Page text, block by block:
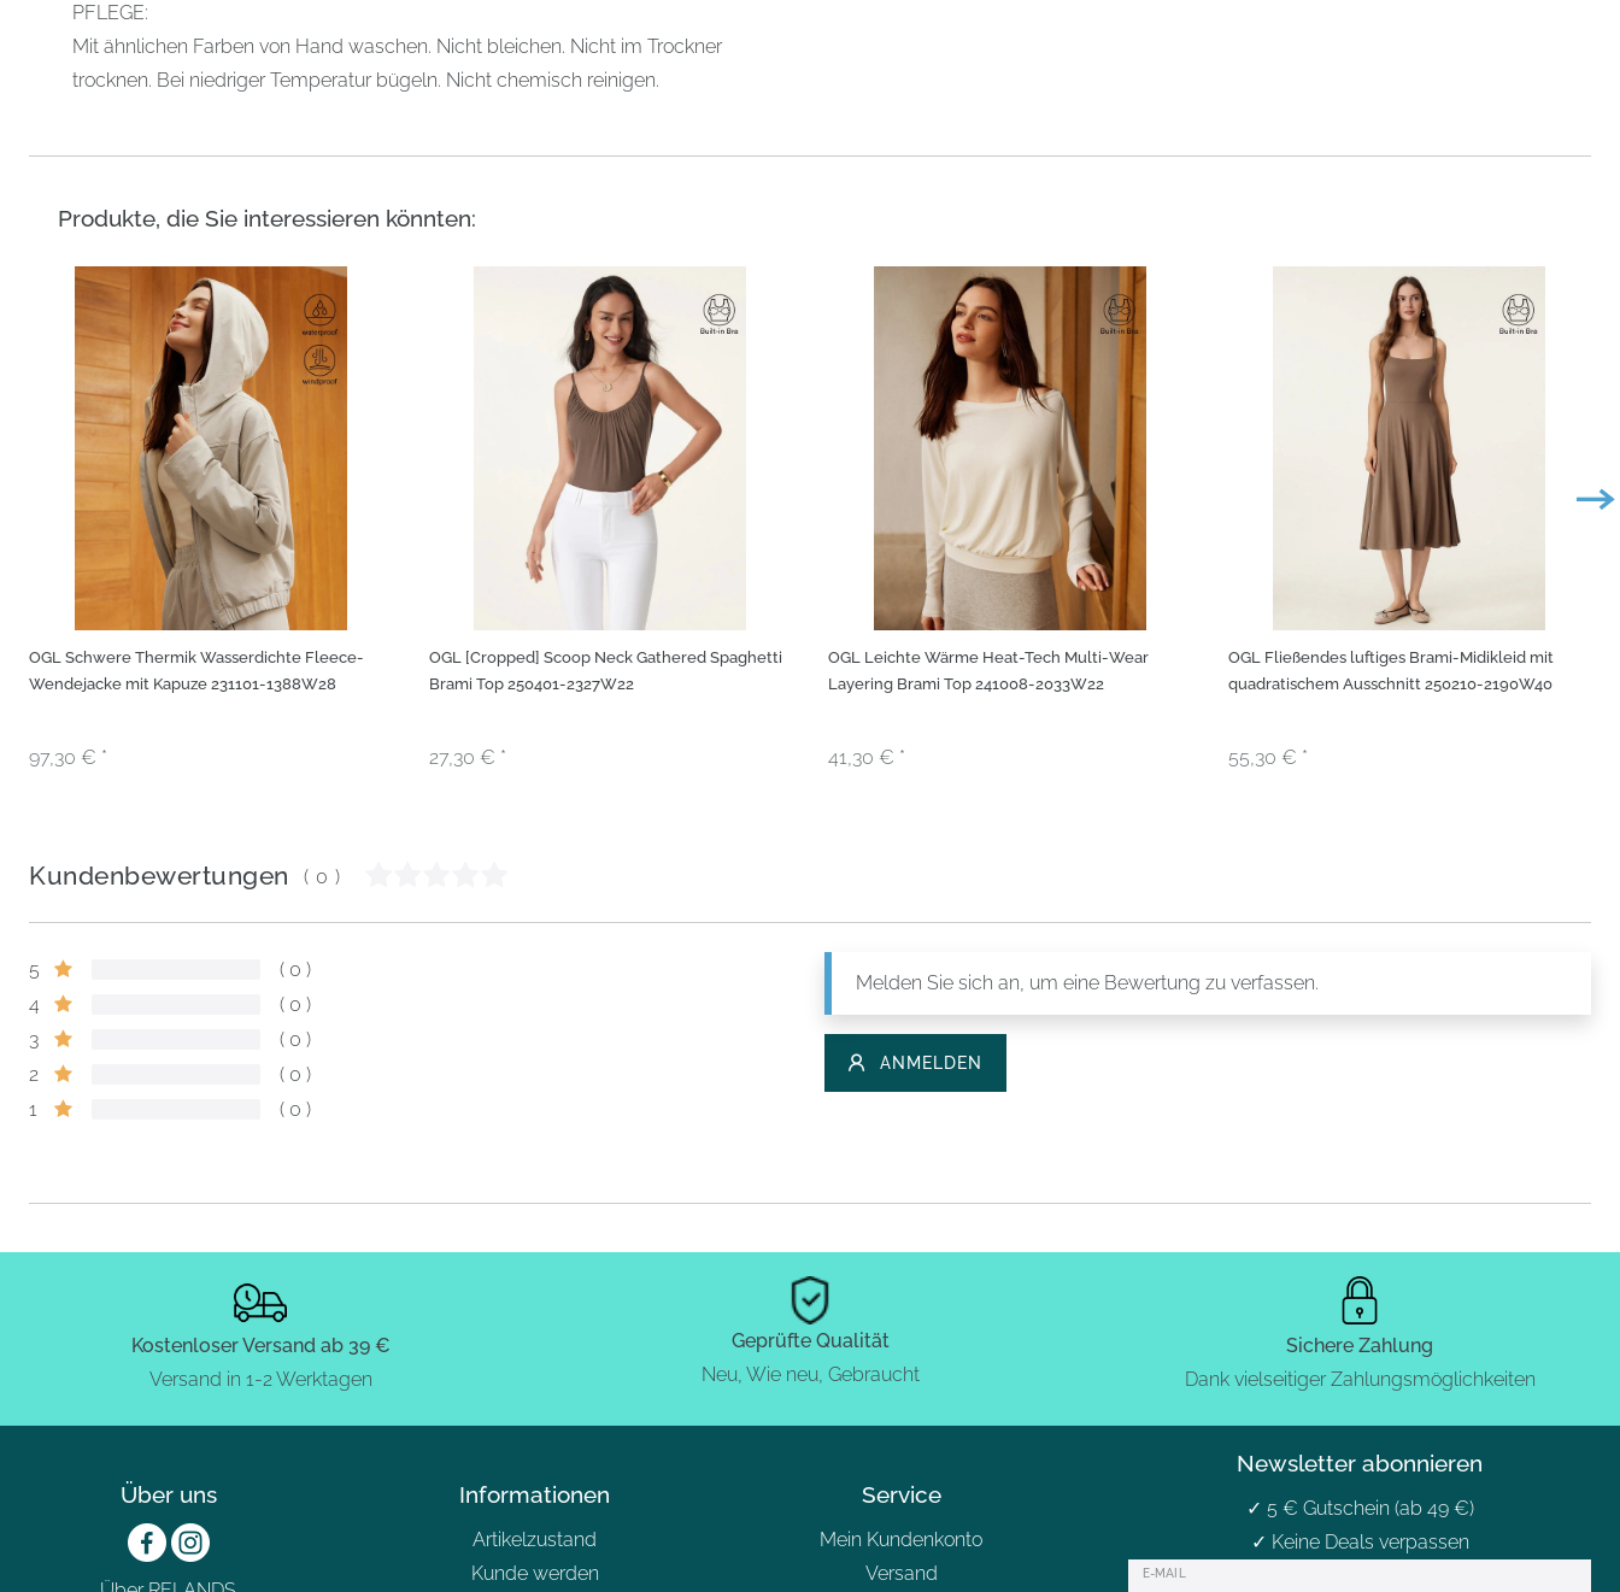
PFLEGE:
Mit ähnlichen Farben von Hand waschen. Nicht bleichen. Nicht im Trockner
trocknen. Bei niedriger Temperatur bügeln. Nicht chemisch reinigen.
Produkte, die Sie interessieren könnten:
OGL Schwere Thermik Wasserdichte Fleece-
Wendejacke mit Kapuze 231101-1388W28
97,30 € *
OGL [Cropped] Scoop Neck Gathered Spaghetti
Brami Top 250401-2327W22
27,30 € *
OGL Leichte Wärme Heat-Tech Multi-Wear
Layering Brami Top 241008-2033W22
41,30 € *
OGL Fließendes luftiges Brami-Midikleid mit
quadratischem Ausschnitt 250210-2190W40
55,30 € *
Kundenbewertungen (0)
5
0
4
0
3
0
2
0
1
0
Melden Sie sich an, um eine Bewertung zu verfassen.
ANMELDEN
Kostenloser Versand ab 39 €
Versand in 1-2 Werktagen
Geprüfte Qualität
Neu, Wie neu, Gebraucht
Sichere Zahlung
Dank vielseitiger Zahlungsmöglichkeiten
Über uns Informationen
Artikelzustand
Kunde werden
Service
Mein Kundenkonto
Versand
Newsletter abonnieren
✓ 5 € Gutschein (ab 49 €)
✓ Keine Deals verpassen
E-MAIL
Newsletter